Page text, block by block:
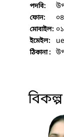
পদবি:
ফোন:
মোবাইল:
ইমেইল:
ঠিকানা :
বিকল্প